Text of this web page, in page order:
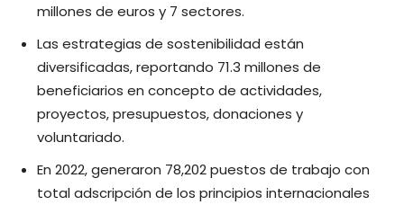
millones de euros y 7 sectores.
Las estrategias de sostenibilidad están
diversificadas, reportando 71.3 millones de
beneficiarios en concepto de actividades,
proyectos, presupuestos, donaciones y
voluntariado.
En 2022, generaron 78,202 puestos de trabajo con
total adscripción de los principios internacionales